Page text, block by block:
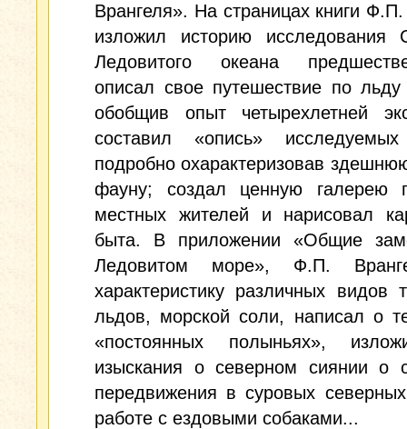
Врангеля». На страницах книги Ф.П.
изложил историю исследования
Ледовитого океана
описал свое путешествие по
обобщив опыт четырехлетней
составил «опись»
подробно охарактеризовав
фауну; создал ценную галерею
местных жителей и нарисовал
быта. В приложении «Общие
Ледовитом море», Ф.П.
характеристику различных видов
льдов, морской соли, написал о
«постоянных полыньях»,
изыскания о северном сиянии о
передвижения в суровых
работе с ездовыми собаками...